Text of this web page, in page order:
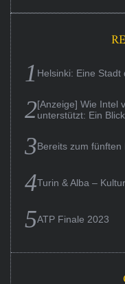
Helsinki: Eine Stadt
[Anzeige] Wie Intel
unterstützt: Ein
Bereits zum fünften
Turin & Alba –
ATP Finale 2023